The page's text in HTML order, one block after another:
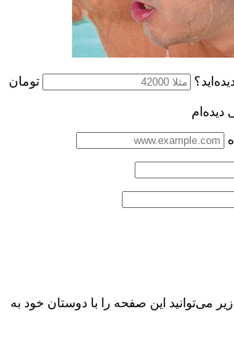
تومان
دیده‌ام
می‌توانید این صفحه را با دوستان خود به